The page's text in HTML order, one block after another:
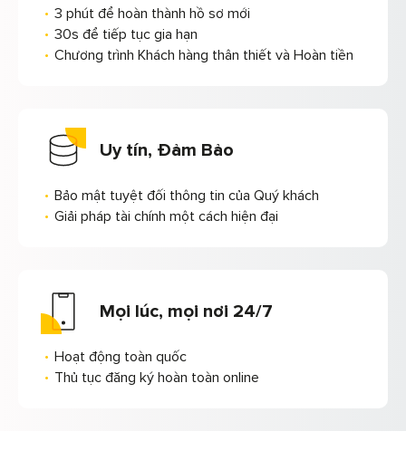
3 phút để hoàn thành hồ sơ mới
30s để tiếp tục gia hạn
Chương trình Khách hàng thân thiết và Hoàn tiền
Uy tín, Đảm Bảo
Bảo mật tuyệt đối thông tin của Quý khách
Giải pháp tài chính một cách hiện đại
Mọi lúc, mọi nơi 24/7
Hoạt động toàn quốc
Thủ tục đăng ký hoàn toàn online